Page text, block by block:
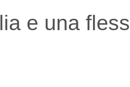
e una